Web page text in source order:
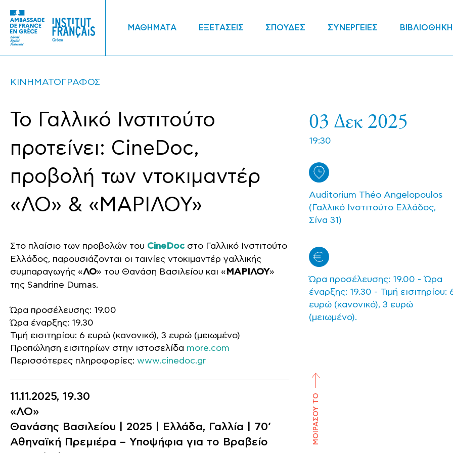
ΜΑΘΗΜΑΤΑ ΕΞΕΤΑΣΕΙΣ ΣΠΟΥΔΕΣ ΣΥΝΕΡΓΕΙΕΣ ΒΙΒΛΙΟΘΗΚΗ
ΚΙΝΗΜΑΤΟΓΡΑΦΟΣ
Το Γαλλικό Ινστιτούτο
προτείνει: CineDoc,
προβολή των ντοκιμαντέρ
«ΛΟ» & «ΜΑΡΙΛΟΥ»
Στο πλαίσιο των προβολών του CineDoc στο Γαλλικό Ινστιτούτο
Ελλάδος, παρουσιάζονται οι ταινίες ντοκιμαντέρ γαλλικής
συμπαραγωγής «ΛΟ» του Θανάση Βασιλείου και «ΜΑΡΙΛΟΥ»
της Sandrine Dumas.
Ώρα προσέλευσης: 19.00
Ώρα έναρξης: 19.30
Τιμή εισιτηρίου: 6 ευρώ (κανονικό), 3 ευρώ (μειωμένο)
Προπώληση εισιτηρίων στην ιστοσελίδα more.com
Περισσότερες πληροφορίες: www.cinedoc.gr
11.11.2025, 19.30
«ΛΟ»
Θανάσης Βασιλείου | 2025 | Ελλάδα, Γαλλία | 70’
Αθηναϊκή Πρεμιέρα – Υποψήφια για το Βραβείο
03 Δεκ 2025
19:30
Auditorium Théo Angelopoulos
(Γαλλικό Ινστιτούτο Ελλάδος,
Σίνα 31)
Ώρα προσέλευσης: 19.00 - Ώρα
έναρξης: 19.30 - Τιμή εισιτηρίου:
ευρώ (κανονικό), 3 ευρώ
(μειωμένο).
ΜΟΙΡΑΣΟΥ ΤΟ